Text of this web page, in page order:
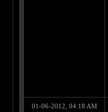
01-06-2012, 04:18 AM